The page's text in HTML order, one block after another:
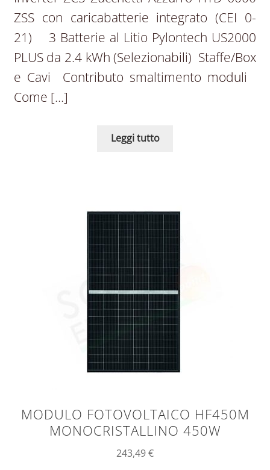
ZSS con caricabatterie integrato (CEI 0-
21) 3 Batterie al Litio Pylontech US2000
PLUS da 2.4 kWh (Selezionabili) Staffe/Box
e Cavi Contributo smaltimento moduli
Come […]
Leggi tutto
MODULO FOTOVOLTAICO HF450M
MONOCRISTALLINO 450W
243,49€